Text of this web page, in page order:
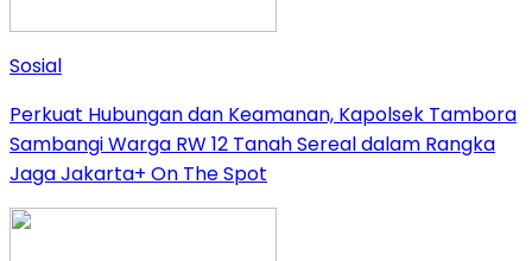
Sosial
Perkuat Hubungan dan Keamanan, Kapolsek Tambora
Sambangi Warga RW 12 Tanah Sereal dalam Rangka
Jaga Jakarta+ On The Spot